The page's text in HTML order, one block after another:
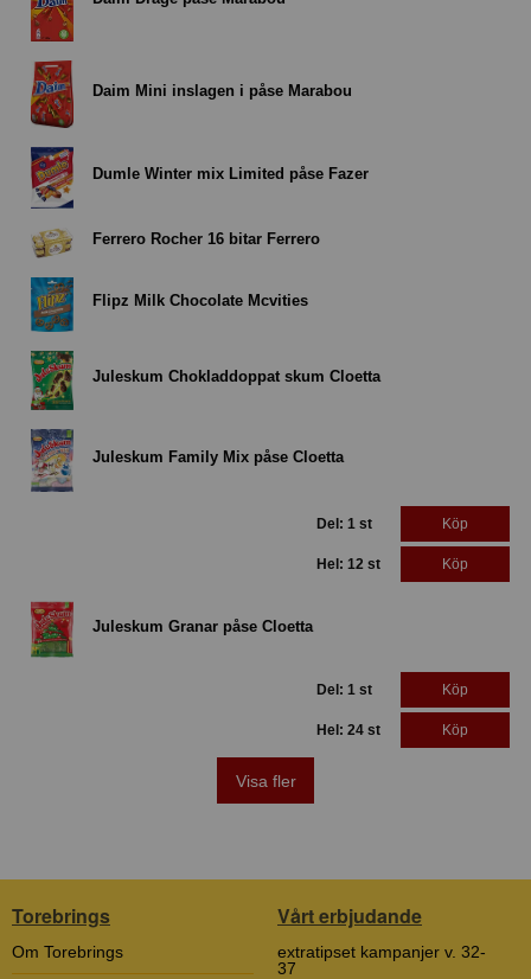
Daim Mini inslagen i påse Marabou
Dumle Winter mix Limited påse Fazer
Ferrero Rocher 16 bitar Ferrero
Flipz Milk Chocolate Mcvities
Juleskum Chokladdoppat skum Cloetta
Juleskum Family Mix påse Cloetta
Del: 1 st Köp
Hel: 12 st Köp
Juleskum Granar påse Cloetta
Del: 1 st Köp
Hel: 24 st Köp
Visa fler
Torebrings
Om Torebrings
Vårt erbjudande
extratipset kampanjer v. 32-
37